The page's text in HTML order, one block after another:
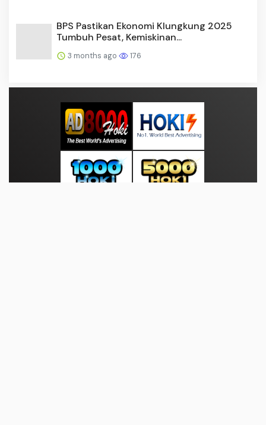
BPS Pastikan Ekonomi Klungkung 2025
Tumbuh Pesat, Kemiskinan...
3 months ago 176